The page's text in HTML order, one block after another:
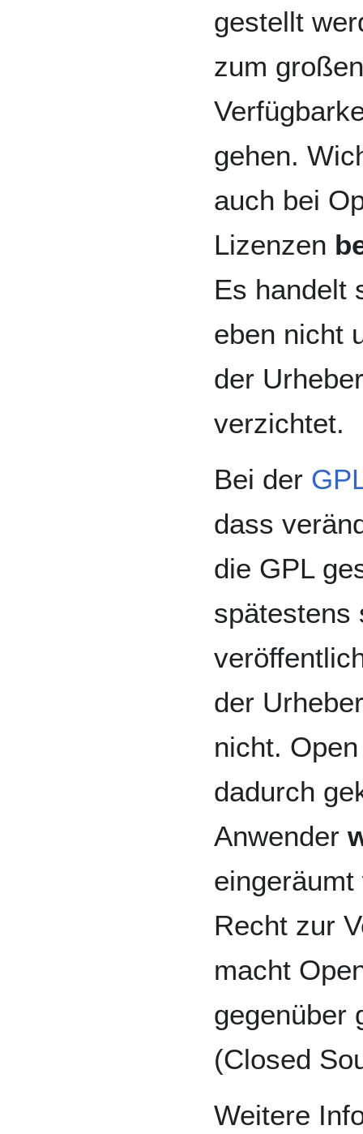
gestellt
zum
gehen.
auch bei
Lizenzen
Es handelt
eben nicht
der
verzichtet.
Bei der
dass
die GPL
spätestens
der
nicht.
dadurch
Anwender
Recht zur
macht
gegenüber
(Closed
Weitere